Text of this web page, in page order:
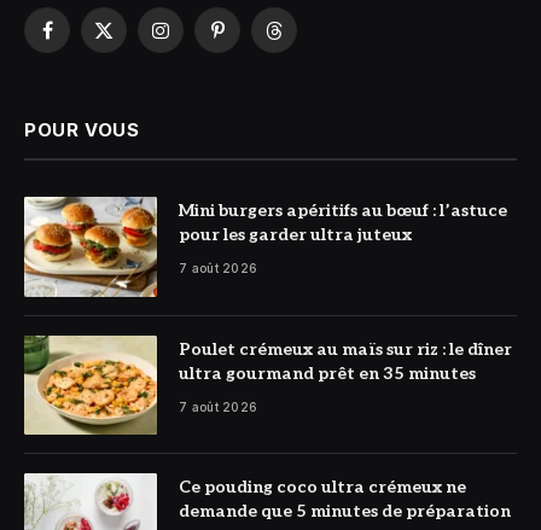
Facebook
X
InstagramPinterestThreads
POUR VOUS
© DR
Mini burgers apéritifs au bœuf : l’astuce
pour les garder ultra juteux
7 août 2026
© DR
Poulet crémeux au maïs sur riz : le dîner
ultra gourmand prêt en 35 minutes
7 août 2026
© DR
Ce pouding coco ultra crémeux ne
demande que 5 minutes de préparation